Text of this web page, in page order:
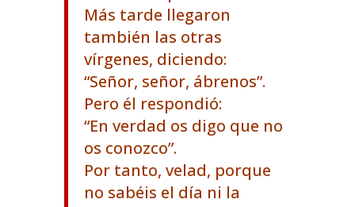
Más tarde llegaron
también las otras
vírgenes, diciendo:
“Señor, señor, ábrenos”.
Pero él respondió:
“En verdad os digo que no
os conozco”.
Por tanto, velad, porque
no sabéis el día ni la